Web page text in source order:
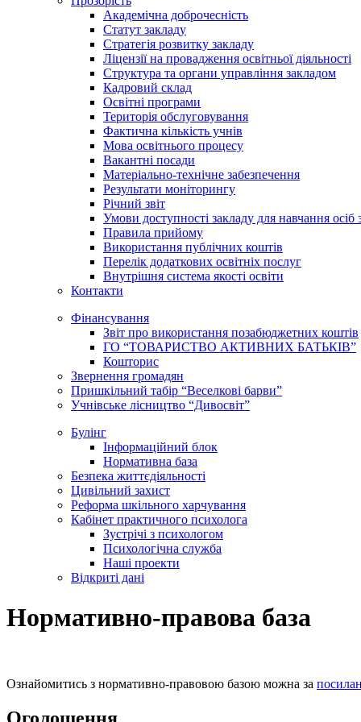
Академічна доброчесність
Статут закладу
Стратегія розвитку закладу
Ліцензії на провадження освітньої діяльності
Структура та органи управління закладом
Кадровий склад
Освітні програми
Територія обслуговування
Фактична кількість учнів
Мова освітнього процесу
Вакантні посади
Матеріально-технічне забезпечення
Результати моніторингу
Річний звіт
Умови доступності закладу для навчання
Правила прийому
Використання публічних коштів
Перелік додаткових освітніх послуг
Внутрішня система якості освіти
Контакти
Фінансування
Звіт про використання позабюджетних коштів
ГО “ТОВАРИСТВО АКТИВНИХ БАТЬКІВ”
Кошторис
Звернення громадян
Пришкільний табір “Веселкові барви”
Учнівське лісництво “Дивосвіт”
Булінг
Інформаційний блок
Нормативна база
Безпека життєдіяльності
Цивільний захист
Реформа шкільного харчування
Кабінет практичного психолога
Зустрічі з психологом
Психологічна служба
Наші проекти
Відкриті дані
Нормативно-правова база
Ознайомитись з нормативно-правовою базою можна за